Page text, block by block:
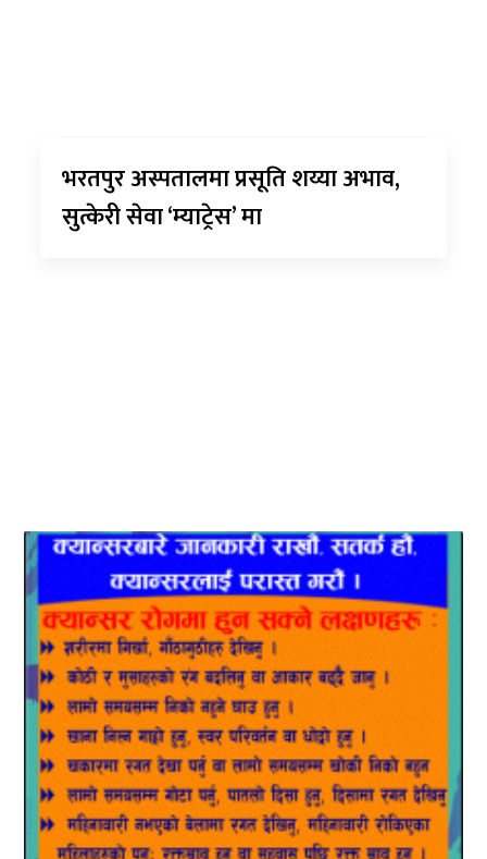
भरतपुर अस्पतालमा प्रसूति शय्या अभाव,
सुत्केरी सेवा ‘म्याट्रेस’ मा